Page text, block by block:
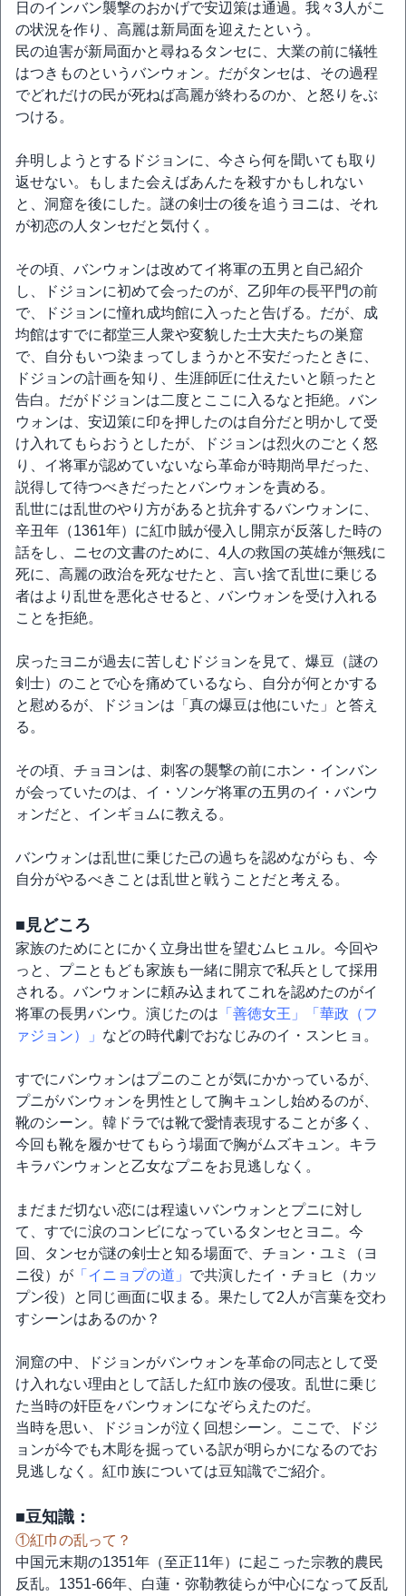
日のインバン襲撃のおかげで安辺策は通過。我々3人がこ
の状況を作り、高麗は新局面を迎えたという。
民の迫害が新局面かと尋ねるタンセに、大業の前に犠牲
はつきものというバンウォン。だがタンセは、その過程
でどれだけの民が死ねば高麗が終わるのか、と怒りをぶ
つける。
弁明しようとするドジョンに、今さら何を聞いても取り
返せない。もしまた会えばあんたを殺すかもしれない
と、洞窟を後にした。謎の剣士の後を追うヨニは、それ
が初恋の人タンセだと気付く。
その頃、バンウォンは改めてイ将軍の五男と自己紹介
し、ドジョンに初めて会ったのが、乙卯年の長平門の前
で、ドジョンに憧れ成均館に入ったと告げる。だが、成
均館はすでに都堂三人衆や変貌した士大夫たちの巣窟
で、自分もいつ染まってしまうかと不安だったときに、
ドジョンの計画を知り、生涯師匠に仕えたいと願ったと
告白。だがドジョンは二度とここに入るなと拒絶。バン
ウォンは、安辺策に印を押したのは自分だと明かして受
け入れてもらおうとしたが、ドジョンは烈火のごとく怒
り、イ将軍が認めていないなら革命が時期尚早だった、
説得して待つべきだったとバンウォンを責める。
乱世には乱世のやり方があると抗弁するバンウォンに、
辛丑年（1361年）に紅巾賊が侵入し開京が反落した時の
話をし、ニセの文書のために、4人の救国の英雄が無残に
死に、高麗の政治を死なせたと、言い捨て乱世に乗じる
者はより乱世を悪化させると、バンウォンを受け入れる
ことを拒絶。
戻ったヨニが過去に苦しむドジョンを見て、爆豆（謎の
剣士）のことで心を痛めているなら、自分が何とかする
と慰めるが、ドジョンは「真の爆豆は他にいた」と答え
る。
その頃、チョヨンは、刺客の襲撃の前にホン・インバン
が会っていたのは、イ・ソンゲ将軍の五男のイ・バンウ
ォンだと、インギョムに教える。
バンウォンは乱世に乗じた己の過ちを認めながらも、今
自分がやるべきことは乱世と戦うことだと考える。
■見どころ
家族のためにとにかく立身出世を望むムヒュル。今回や
っと、プニともども家族も一緒に開京で私兵として採用
される。バンウォンに頼み込まれてこれを認めたのがイ
将軍の長男バンウ。演じたのは 「善徳女王」
「華政（フ
ァジョン）」 などの時代劇でおなじみのイ・スンヒョ。
すでにバンウォンはプニのことが気にかかっているが、
プニがバンウォンを男性として胸キュンし始めるのが、
靴のシーン。韓ドラでは靴で愛情表現することが多く、
今回も靴を履かせてもらう場面で胸がムズキュン。キラ
キラバンウォンと乙女なプニをお見逃しなく。
まだまだ切ない恋には程遠いバンウォンとプニに対し
て、すでに涙のコンビになっているタンセとヨニ。今
回、タンセが謎の剣士と知る場面で、チョン・ユミ（ヨ
ニ役）が 「イニョプの道」 で共演したイ・チョヒ（カッ
プン役）と同じ画面に収まる。果たして2人が言葉を交わ
すシーンはあるのか？
洞窟の中、ドジョンがバンウォンを革命の同志として受
け入れない理由として話した紅巾族の侵攻。乱世に乗じ
た当時の奸臣をバンウォンになぞらえたのだ。
当時を思い、ドジョンが泣く回想シーン。ここで、ドジ
ョンが今でも木彫を掘っている訳が明らかになるのでお
見逃しなく。紅巾族については豆知識でご紹介。
■豆知識：
①紅巾の乱って？
中国元末期の1351年（至正11年）に起こった宗教的農民
反乱。1351‐66年、白蓮・弥勒教徒らが中心になって反乱